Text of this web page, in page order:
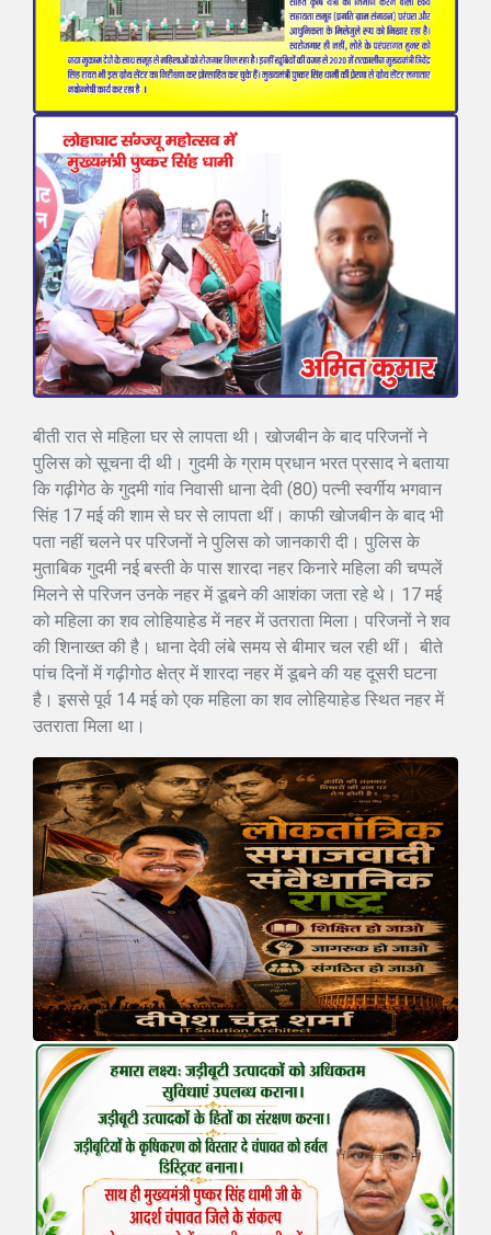
बीती रात से महिला घर से लापता थी। खोजबीन के बाद परिजनों ने
पुलिस को सूचना दी थी। गुदमी के ग्राम प्रधान भरत प्रसाद ने बताया
कि गढ़ीगेठ के गुदमी गांव निवासी धाना देवी (80) पत्नी स्वर्गीय भगवान
सिंह 17 मई की शाम से घर से लापता थीं। काफी खोजबीन के बाद भी
पता नहीं चलने पर परिजनों ने पुलिस को जानकारी दी। पुलिस के
मुताबिक गुदमी नई बस्ती के पास शारदा नहर किनारे महिला की चप्पलें
मिलने से परिजन उनके नहर में डूबने की आशंका जता रहे थे। 17 मई
को महिला का शव लोहियाहेड में नहर में उतराता मिला। परिजनों ने शव
की शिनाख्त की है। धाना देवी लंबे समय से बीमार चल रही थीं। बीते
पांच दिनों में गढ़ीगोठ क्षेत्र में शारदा नहर में डूबने की यह दूसरी घटना
है। इससे पूर्व 14 मई को एक महिला का शव लोहियाहेड स्थित नहर में
उतराता मिला था।